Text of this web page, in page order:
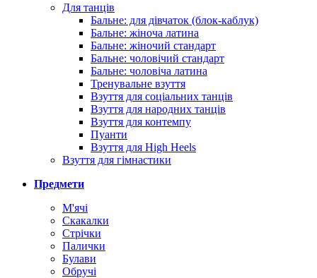
Для танців
Бальне: для дівчаток (блок-каблук)
Бальне: жіноча латина
Бальне: жіночий стандарт
Бальне: чоловічий стандарт
Бальне: чоловіча латина
Тренувальне взуття
Взуття для соціальних танців
Взуття для народних танців
Взуття для контемпу
Пуанти
Взуття для High Heels
Взуття для гімнастики
Предмети
М'ячі
Скакалки
Стрічки
Палички
Булави
Обручі